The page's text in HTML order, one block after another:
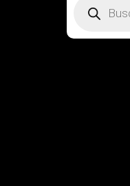
produtos